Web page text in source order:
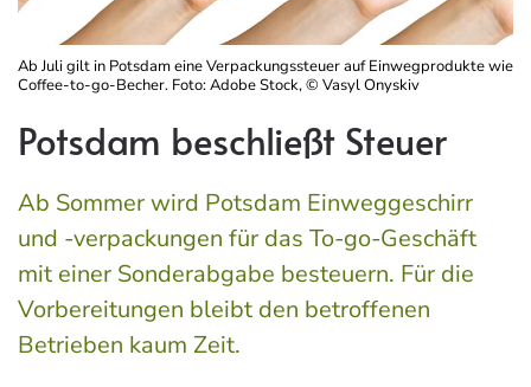
Ab Juli gilt in Potsdam eine Verpackungssteuer auf Einwegprodukte wie
Coffee-to-go-Becher. Foto: Adobe Stock, © Vasyl Onyskiv
Potsdam beschließt Steuer
Ab Sommer wird Potsdam Einweggeschirr
und -verpackungen für das To-go-Geschäft
mit einer Sonderabgabe besteuern. Für die
Vorbereitungen bleibt den betroffenen
Betrieben kaum Zeit.